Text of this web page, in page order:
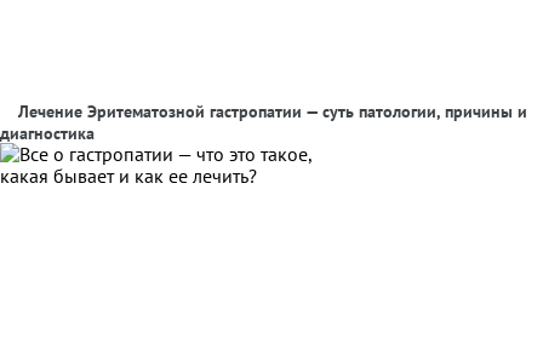
Лечение Эритематозной гастропатии — суть патологии, причины и
диагностика